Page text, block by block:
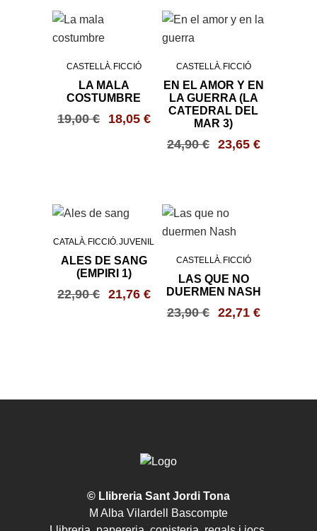
CASTELLÀ, FICCIÓ
LA MALA
COSTUMBRE
19,00€ 18,05 €
CASTELLÀ, FICCIÓ
EN EL AMOR Y EN
LA GUERRA (LA
CATEDRAL DEL
MAR 3)
24,90€ 23,65 €
CATALÀ, FICCIÓ, JUVENIL
ALES DE SANG
(EMPIRI 1)
22,90€ 21,76 €
CASTELLÀ, FICCIÓ
LAS QUE NO
DUERMEN NASH
23,90€ 22,71 €
© Llibreria Sant Jordi Tona
M Alba Vilardell Bascompte